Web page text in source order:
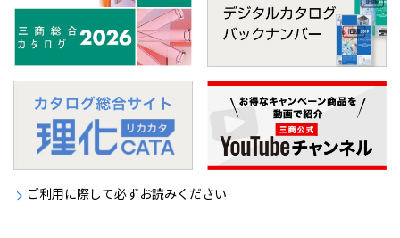
ご利用に際して必ずお読みください